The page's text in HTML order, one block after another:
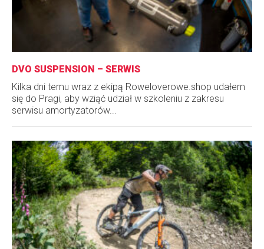
DVO SUSPENSION – SERWIS
Kilka dni temu wraz z ekipą Roweloverowe.shop udałem
się do Pragi, aby wziąć udział w szkoleniu z zakresu
serwisu amortyzatorów...